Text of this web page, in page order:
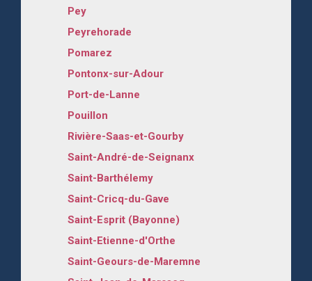
Pey
Peyrehorade
Pomarez
Pontonx-sur-Adour
Port-de-Lanne
Pouillon
Rivière-Saas-et-Gourby
Saint-André-de-Seignanx
Saint-Barthélemy
Saint-Cricq-du-Gave
Saint-Esprit (Bayonne)
Saint-Etienne-d'Orthe
Saint-Geours-de-Maremne